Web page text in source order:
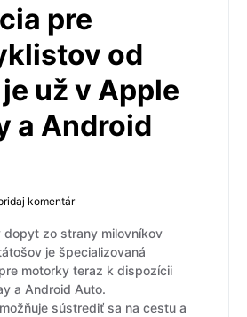
pre
od
už v Apple
a Android
komentár
dopyt zo strany milovníkov
je špecializovaná
motorky teraz k dispozícii
a Android Auto.
sústrediť sa na cestu a